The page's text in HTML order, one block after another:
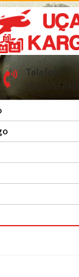
|
653
Telefon
0535 653 6408